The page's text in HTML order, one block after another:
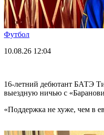
Футбол
10.08.26 12:04
16-летний дебютант БАТЭ
выездную ничью с
«Поддержка не хуже, чем в